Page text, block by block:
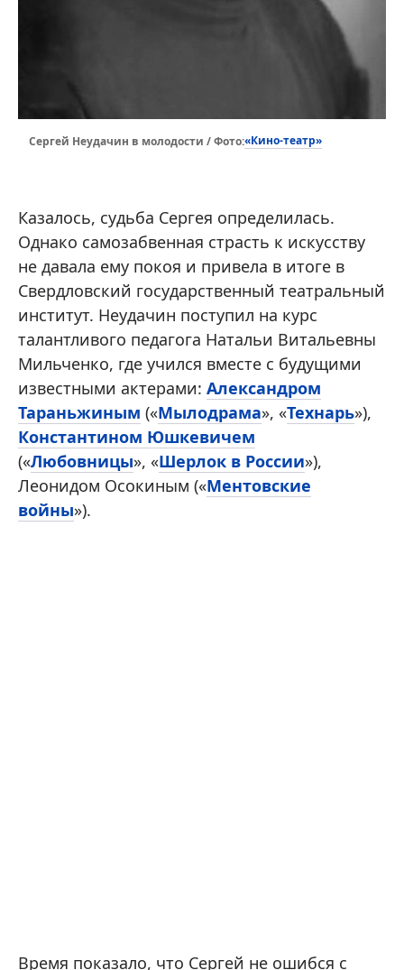
Сергей Неудачин в молодости / Фото:«Кино-театр»
Казалось, судьба Сергея определилась.
Однако самозабвенная страсть к искусству
не давала ему покоя и привела в итоге в
Свердловский государственный театральный
институт. Неудачин поступил на курс
талантливого педагога Натальи Витальевны
Мильченко, где учился вместе с будущими
известными актерами: Александром
Тараньжиным («Мылодрама», «Технарь»),
Константином Юшкевичем
(«Любовницы», «Шерлок в России»),
Леонидом Осокиным («Ментовские
войны»).
Время показало, что Сергей не ошибся с